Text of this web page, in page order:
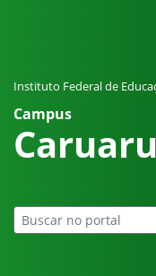
Instituto Federal de
Campus
Caruaru